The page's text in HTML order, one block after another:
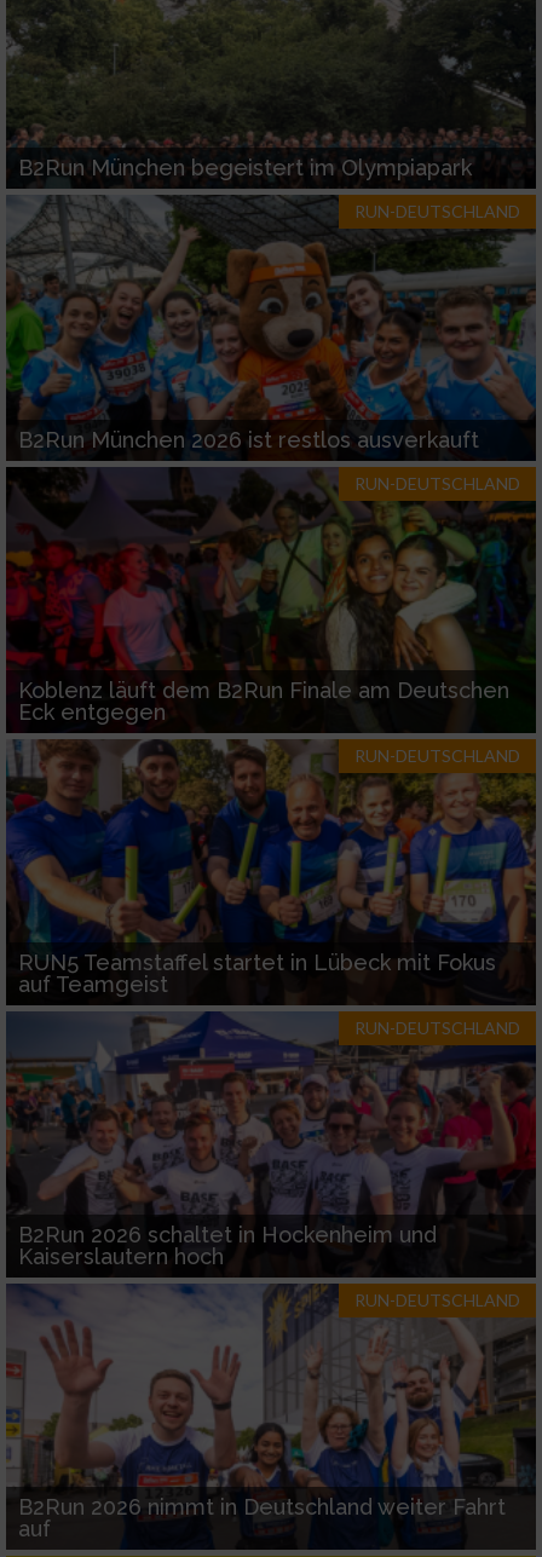
B2Run München begeistert im Olympiapark
RUN-DEUTSCHLAND
B2Run München 2026 ist restlos ausverkauft
RUN-DEUTSCHLAND
Koblenz läuft dem B2Run Finale am Deutschen
Eck entgegen
RUN-DEUTSCHLAND
RUN5 Teamstaffel startet in Lübeck mit Fokus
auf Teamgeist
RUN-DEUTSCHLAND
B2Run 2026 schaltet in Hockenheim und
Kaiserslautern hoch
RUN-DEUTSCHLAND
B2Run 2026 nimmt in Deutschland weiter Fahrt
auf
Performance
Funktional
Werbung